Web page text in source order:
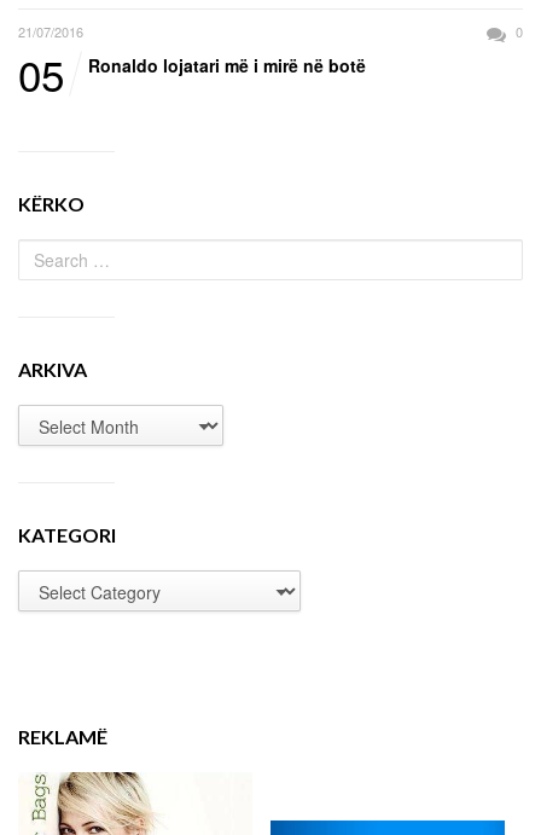
21/07/2016 0
05 Ronaldo lojatari më i mirë në botë
KËRKO
ARKIVA
KATEGORI
REKLAMË